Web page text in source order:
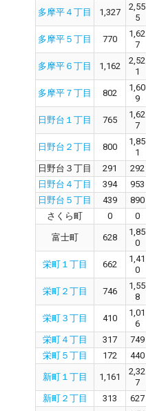
多摩平４丁目 1,327
2,55
5
多摩平５丁目 770
1,62
7
多摩平６丁目 1,162
2,52
1
多摩平７丁目 802
1,60
9
日野台１丁目 765
1,62
7
日野台２丁目 800
1,85
1
日野台３丁目 291 292
日野台４丁目
394 953
日野台５丁目
439 890
さくら町
0 0
富士町 628
1,85
0
栄町１丁目 662
1,41
0
栄町２丁目 746
1,55
8
栄町３丁目 410
1,01
6
栄町４丁目 317 749
栄町５丁目
172 440
新町１丁目 1,161
2,32
7
新町２丁目 313 627